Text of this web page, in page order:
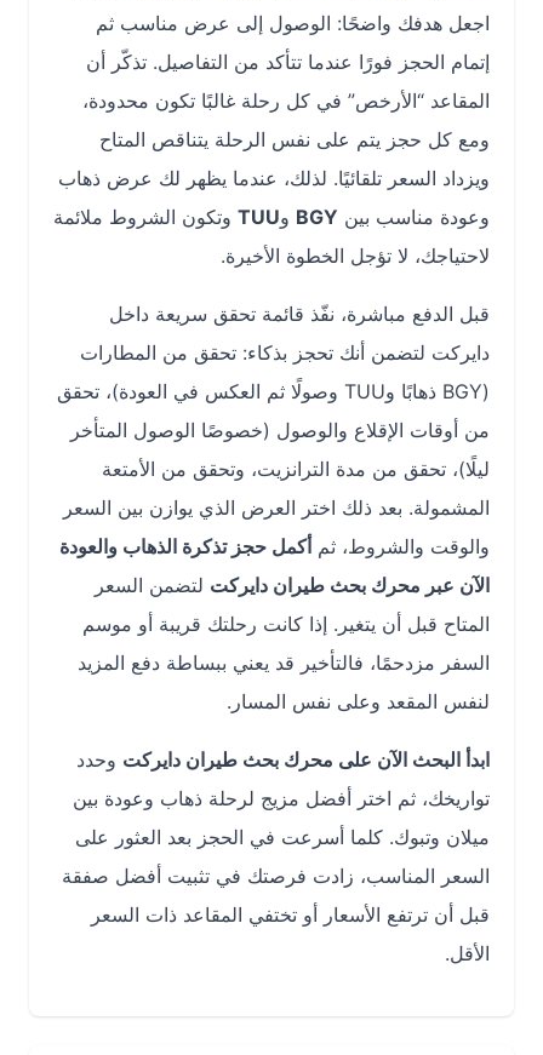
اجعل هدفك واضحًا: الوصول إلى عرض مناسب ثم
إتمام الحجز فورًا عندما تتأكد من التفاصيل. تذكّر أن
المقاعد “الأرخص” في كل رحلة غالبًا تكون محدودة،
ومع كل حجز يتم على نفس الرحلة يتناقص المتاح
ويزداد السعر تلقائيًا. لذلك، عندما يظهر لك عرض ذهاب
وعودة مناسب بينBGY وTUUوتكون الشروط ملائمة
لاحتياجك، لا تؤجل الخطوة الأخيرة.
قبل الدفع مباشرة، نفّذ قائمة تحقق سريعة داخل
دايركت لتضمن أنك تحجز بذكاء: تحقق من المطارات
(BGY ذهابًا وTUU وصولًا ثم العكس في العودة)، تحقق
من أوقات الإقلاع والوصول (خصوصًا الوصول المتأخر
ليلًا)، تحقق من مدة الترانزيت، وتحقق من الأمتعة
المشمولة. بعد ذلك اختر العرض الذي يوازن بين السعر
والوقت والشروط، ثمأكمل حجز تذكرة الذهاب والعودة
الآن عبر محرك بحث طيران دايركتلتضمن السعر
المتاح قبل أن يتغير. إذا كانت رحلتك قريبة أو موسم
السفر مزدحمًا، فالتأخير قد يعني ببساطة دفع المزيد
لنفس المقعد وعلى نفس المسار.
ابدأ البحث الآن على محرك بحث طيران دايركتوحدد
تواريخك، ثم اختر أفضل مزيج لرحلة ذهاب وعودة بين
ميلان وتبوك. كلما أسرعت في الحجز بعد العثور على
السعر المناسب، زادت فرصتك في تثبيت أفضل صفقة
قبل أن ترتفع الأسعار أو تختفي المقاعد ذات السعر